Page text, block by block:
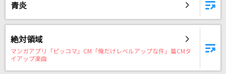
青炎
絶対領域
マンガアプリ「ピッコマ」CM「俺だけレベルアップな件」篇CMタ
イアップ楽曲